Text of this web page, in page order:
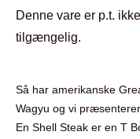
Denne vare er p.t.
tilgængelig.
Så har amerikanske
Wagyu og vi
En Shell Steak er en T